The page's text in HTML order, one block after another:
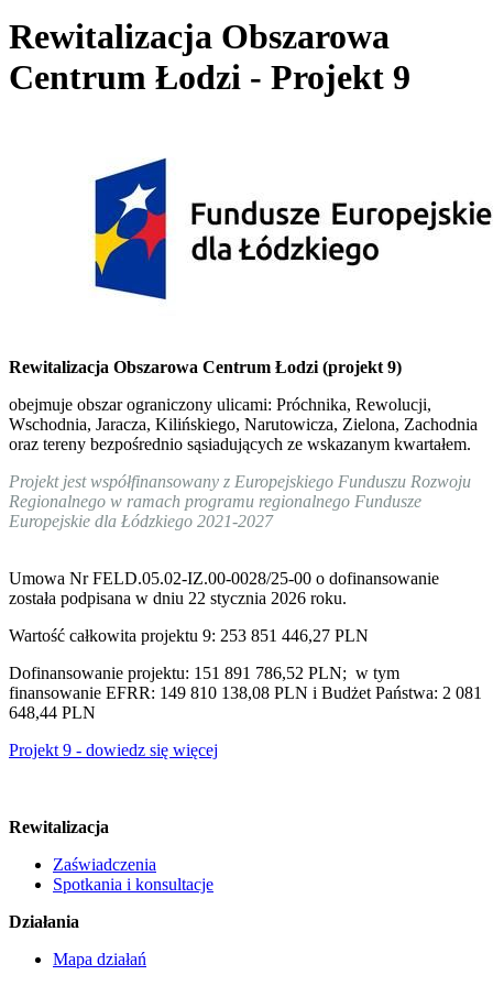
Rewitalizacja Obszarowa
Centrum Łodzi - Projekt 9
Rewitalizacja Obszarowa Centrum Łodzi (projekt 9)
obejmuje obszar ograniczony ulicami: Próchnika, Rewolucji,
Wschodnia, Jaracza, Kilińskiego, Narutowicza, Zielona, Zachodnia
oraz tereny bezpośrednio sąsiadujących ze wskazanym kwartałem.
Projekt jest współfinansowany z Europejskiego Funduszu Rozwoju
Regionalnego w ramach programu regionalnego Fundusze
Europejskie dla Łódzkiego 2021-2027
Umowa Nr FELD.05.02-IZ.00-0028/25-00 o dofinansowanie
została podpisana w dniu 22 stycznia 2026 roku.
Wartość całkowita projektu 9: 253 851 446,27 PLN
Dofinansowanie projektu: 151 891 786,52 PLN; w tym
finansowanie EFRR: 149 810 138,08 PLN i Budżet Państwa: 2 081
648,44 PLN
Projekt 9 - dowiedz się więcej
Rewitalizacja
Zaświadczenia
Spotkania i konsultacje
Działania
Mapa działań